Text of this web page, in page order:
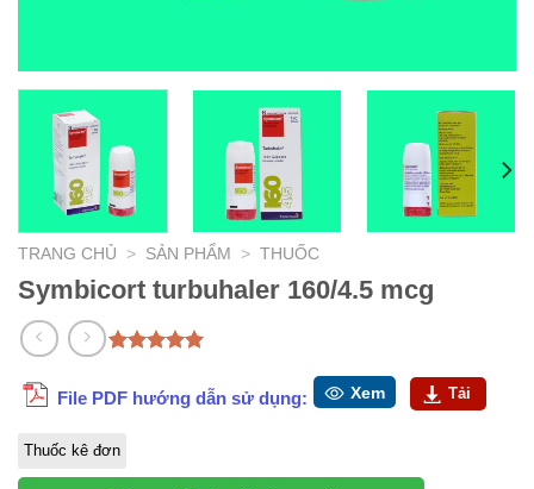
TRANG CHỦ > SẢN PHẨM > THUỐC
Symbicort turbuhaler 160/4.5 mcg
Thuốc kê đơn
dựa trên
đánh giá
File PDF hướng dẫn sử dụng: Xem Tải